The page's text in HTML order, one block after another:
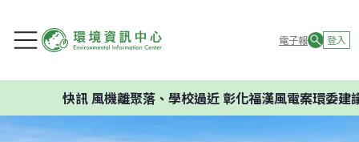
電子報 登入
風機離聚落、學校過近 彰化福漢風電案環委建議不應開